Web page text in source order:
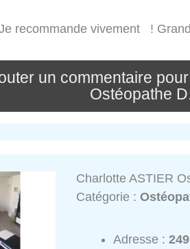
recommande vivement !
un commentaire
Ostéopathe
Charlotte ASTIER
Catégorie :
Adresse :